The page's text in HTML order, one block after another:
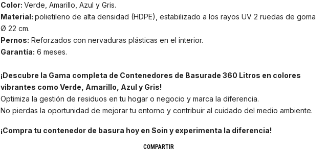
Color: Verde, Amarillo, Azul y Gris.
Material: polietileno de alta densidad (HDPE), estabilizado a los rayos UV 2 ruedas de goma
Ø 22 cm.
Pernos: Reforzados con nervaduras plásticas en el interior.
Garantía: 6 meses.
¡Descubre la Gama completa de Contenedores de Basurade 360 Litros en colores
vibrantes como Verde, Amarillo, Azul y Gris!
Optimiza la gestión de residuos en tu hogar o negocio y marca la diferencia.
No pierdas la oportunidad de mejorar tu entorno y contribuir al cuidado del medio ambiente.
¡Compra tu contenedor de basura hoy en Soin y experimenta la diferencia!
COMPARTIR